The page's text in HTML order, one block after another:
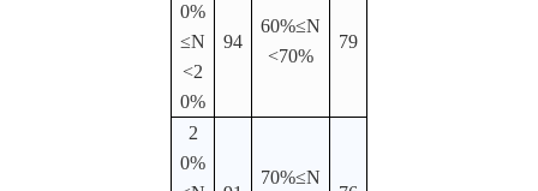
0%
≤N
<2
0%
94
60%≤N
<70%
79
2
0%
70%≤N